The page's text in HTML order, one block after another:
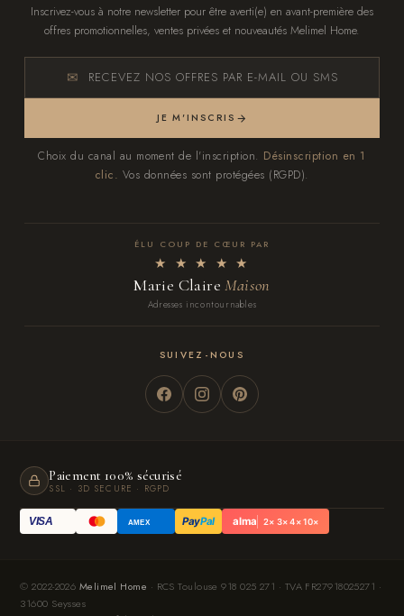
Inscrivez-vous à notre newsletter pour être averti(e) en avant-première des
offres promotionnelles, ventes privées et nouveautés Melimel Home.
RECEVEZ NOS OFFRES PAR E-MAIL OU SMS
JE M'INSCRIS
Choix du canal au moment de l'inscription. Désinscription en 1
clic. Vos données sont protégées (RGPD).
ÉLU COUP DE CŒUR PAR
★ ★ ★ ★ ★
Marie ClaireMaison
Adresses incontournables
SUIVEZ-NOUS
Paiement 100% sécurisé
SSL · 3D SECURE · RGPD
VISA AMEX PayPal alma 2× 3× 4× 10×
© 2022-2026 Melimel Home · RCS Toulouse 918 025 271 · TVA FR27918025271 ·
31600 Seysses